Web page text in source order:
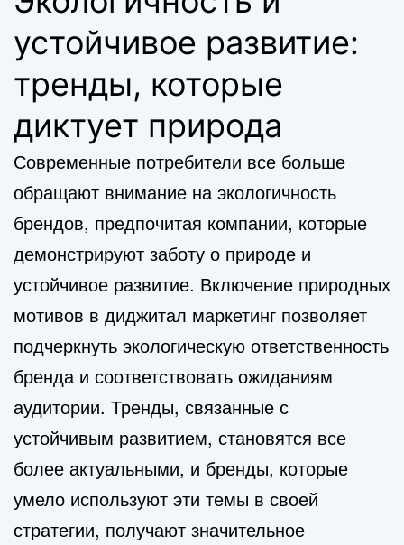
устойчивое развитие:
тренды, которые
диктует природа
Современные потребители все больше
обращают внимание на экологичность
брендов, предпочитая компании, которые
демонстрируют заботу о природе и
устойчивое развитие. Включение природных
мотивов в диджитал маркетинг позволяет
подчеркнуть экологическую ответственность
бренда и соответствовать ожиданиям
аудитории. Тренды, связанные с
устойчивым развитием, становятся все
более актуальными, и бренды, которые
умело используют эти темы в своей
стратегии, получают значительное